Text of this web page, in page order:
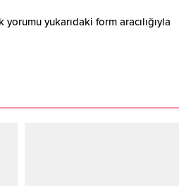
yorumu yukarıdaki form aracılığıyla